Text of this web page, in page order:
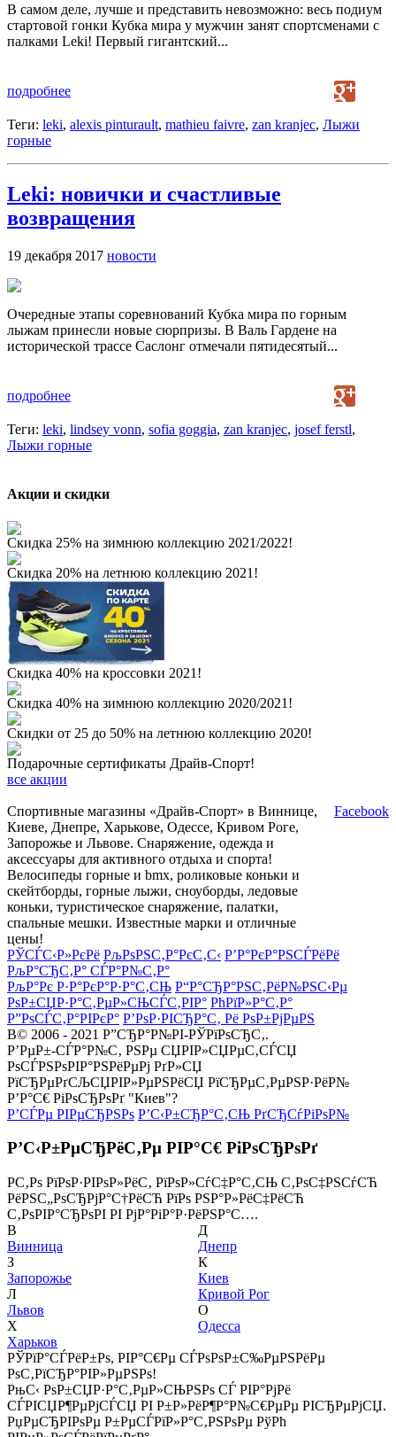
В самом деле, лучше и представить невозможно: весь подиум
стартовой гонки Кубка мира у мужчин занят спортсменами с
палками Leki! Первый гигантский...
подробнее
Теги: leki, alexis pinturault, mathieu faivre, zan kranjec, Лыжи
горные
Leki: новички и счастливые
возвращения
19 декабря 2017 новости
Очередные этапы соревнований Кубка мира по горным
лыжам принесли новые сюрпризы. В Валь Гардене на
исторической трассе Саслонг отмечали пятидесятый...
подробнее
Теги: leki, lindsey vonn, sofia goggia, zan kranjec, josef ferstl,
Лыжи горные
Акции и скидки
Скидка 25% на зимнюю коллекцию 2021/2022!
Скидка 20% на летнюю коллекцию 2021!
Скидка 40% на кроссовки 2021!
Скидка 40% на зимнюю коллекцию 2020/2021!
Скидки от 25 до 50% на летнюю коллекцию 2020!
Подарочные сертификаты Драйв-Спорт!
все акции
Спортивные магазины «Драйв-Спорт» в Виннице,
Киеве, Днепре, Харькове, Одессе, Кривом Роге,
Запорожье и Львове. Снаряжение, одежда и
аксессуары для активного отдыха и спорта!
Велосипеды горные и bmx, роликовые коньки и
скейтборды, горные лыжи, сноуборды, ледовые
коньки, туристическое снаряжение, палатки,
спальные мешки. Известные марки и отличные
цены!
Facebook
РЎСЃС‹Р»РєРё РљРѕРЅС‚Р°РєС‚С‹ Р’Р°РєР°РЅСЃРёРё
РљР°СЂС‚Р° СЃР°Р№С‚Р°
РљР°Рє Р·Р°РєР°Р·Р°С‚СЊ Р“Р°СЂР°РЅС‚РёР№РЅС‹Рµ
РѕР±СЏР·Р°С‚РµР»СЊСЃС‚РІР° РћРїР»Р°С‚Р°
Р”РѕСЃС‚Р°РІРєР° Р’РѕР·РІСЂР°С‚ Рё РѕР±РјРµРЅ
В© 2006 - 2021 Р”СЂР°Р№РІ-РЎРїРѕСЂС‚.
Р’РµР±-СЃР°Р№С‚ РЅРµ СЏРІР»СЏРµС‚СЃСЏ
РѕСЃРЅРѕРІР°РЅРёРµРј РґР»СЏ
РїСЂРµРґСЉСЏРІР»РµРЅРёСЏ РїСЂРµС‚РµРЅР·РёР№
Р’Р°С€ РіРѕСЂРѕРґ "Киев"?
Р’СЃРµ РІРµСЂРЅРѕ Р’С‹Р±СЂР°С‚СЊ РґСЂСѓРіРѕР№
Р’С‹Р±РµСЂРёС‚Рµ РІР°С€ РіРѕСЂРѕРґ
Р­С‚Рѕ РїРѕР·РІРѕР»РёС‚ РїРѕР»СѓС‡Р°С‚СЊ С‚РѕС‡РЅСѓСЋ
РёРЅС„РѕСЂРјР°С†РёСЋ РїРѕ РЅР°Р»РёС‡РёСЋ
С‚РѕРІР°СЂРѕРІ РІ РјР°РіР°Р·РёРЅР°С….
В
Винница
З
Запорожье
Л
Львов
Х
Харьков
Д
Днепр
К
Киев
Кривой Рог
О
Одесса
РЎРїР°СЃРёР±Рѕ, РІР°С€Рµ СЃРѕРѕР±С‰РµРЅРёРµ
РѕС‚РїСЂР°РІР»РµРЅРѕ!
РњС‹ РѕР±СЏР·Р°С‚РµР»СЊРЅРѕ СЃ РІР°РјРё
СЃРІСЏР¶РµРјСЃСЏ РІ Р±Р»РёР¶Р°Р№С€РµРµ РІСЂРµРјСЏ.
РџРµСЂРІРѕРµ Р±РµСЃРїР»Р°С‚РЅРѕРµ РўРћ